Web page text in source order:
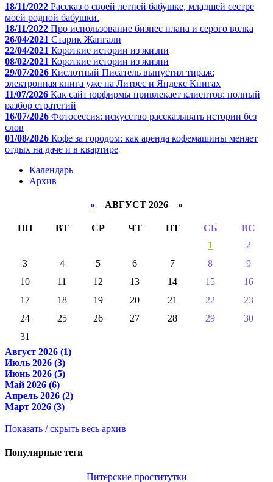
18/11/2022 Рассказ о своей летней бабушке, младшей сестре
моей родной бабушки.
18/11/2022 Про использование бизнес плана и серого волка
26/04/2021 Старик Жангали
22/04/2021 Короткие истории из жизни
08/02/2021 Короткие истории из жизни
29/07/2026 Кислотный Писатель выпустил тираж:
электронная книга уже на Литрес и Яндекс Книгах
11/07/2026 Как сайт юрфирмы привлекает клиентов: полный
разбор стратегий
16/07/2026 Фотосессия: искусство рассказывать истории без
слов
01/08/2026 Кофе за городом: как аренда кофемашины меняет
отдых на даче и в квартире
Календарь
Архив
« АВГУСТ 2026 »
ПН ВТ СР ЧТ ПТ СБ
ВС
1
2
3
4 5 6 7 8
9
10
11 12 13 14 15
16
17
18 19 20 21 22
23
24
25 26 27 28 29
30
31
Август 2026 (1)
Июль 2026 (3)
Июнь 2026 (5)
Май 2026 (6)
Апрель 2026 (2)
Март 2026 (3)
Показать / скрыть весь архив
Популярные теги
Питерские проститутки